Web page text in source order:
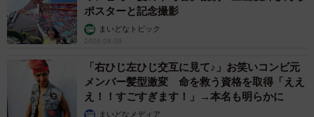
ポスターと記念撮影
まいどなトピック
2026.08.09
「右ひじ左ひじ交互に見て♪」お笑いコンビ元
メンバー髪型激変 命を救う資格を取得「ええ
え！！すごすぎます！」→本名も明らかに
まいどなメディア